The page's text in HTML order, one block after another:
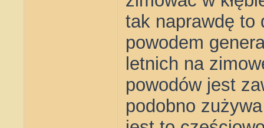
tak naprawdę to
powodem
letnich na
powodów jest
podobno